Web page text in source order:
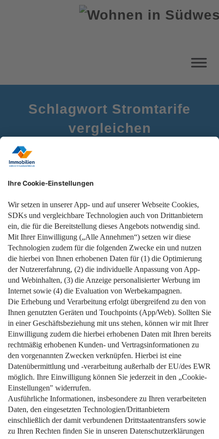
Schlagwort Stromtarife
vergleichen
Stromverbrauch im Griff – jetzt selbst nachrechnen!
Weiterlesen
Impressum Datenschutz Nutzungsbedingungen
Pflichtinformationen AGB Über uns Bildquellen
Barrierefreiheit Widerrufsformular
Cookie-Einstellungen